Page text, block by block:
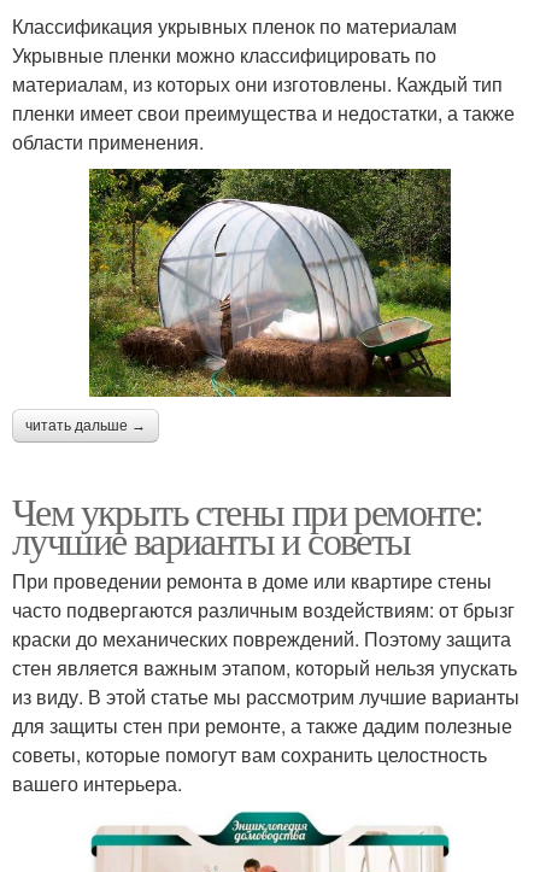
Классификация укрывных пленок по материалам
Укрывные пленки можно классифицировать по
материалам, из которых они изготовлены. Каждый тип
пленки имеет свои преимущества и недостатки, а также
области применения.
читать дальше →
Чем укрыть стены при ремонте:
лучшие варианты и советы
При проведении ремонта в доме или квартире стены
часто подвергаются различным воздействиям: от брызг
краски до механических повреждений. Поэтому защита
стен является важным этапом, который нельзя упускать
из виду. В этой статье мы рассмотрим лучшие варианты
для защиты стен при ремонте, а также дадим полезные
советы, которые помогут вам сохранить целостность
вашего интерьера.